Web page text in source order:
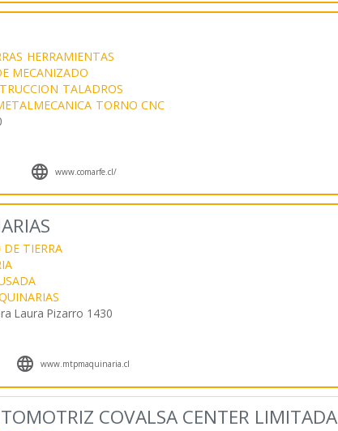
HERRAMIENTAS
MECANIZADO
TALADROS
TORNO CNC
 www.comarfe.cl/
TIERRA
Laura Pizarro 1430
 www.mtpmaquinaria.cl
COVALSA CENTER LIMITADA